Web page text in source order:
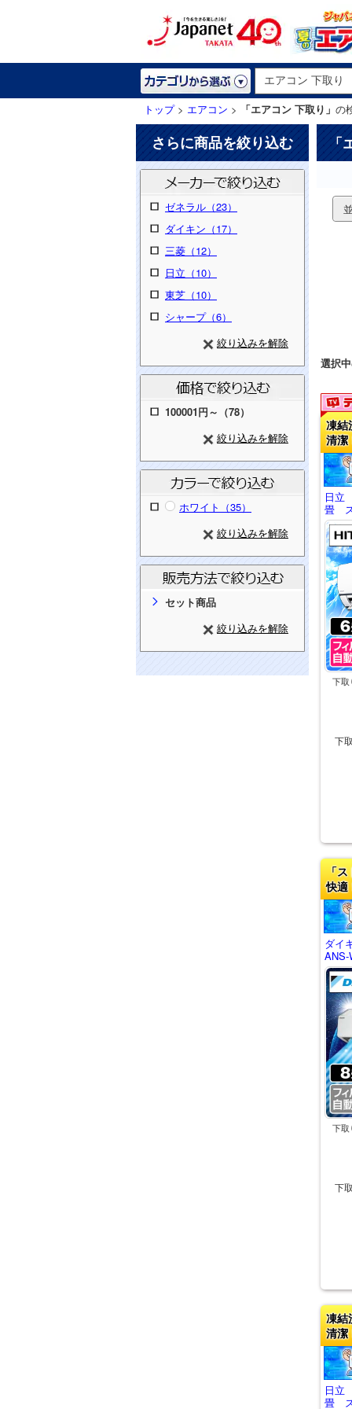
トップ> エアコン > 「エアコン 下取り」 の
さらに商品を絞り込む
ゼネラル（23）
ダイキン（17）
三菱（12）
日立（10）
東芝（10）
シャープ（6）
絞り込みを解除
100001円～（78）
絞り込みを解除
ホワイト（35）
絞り込みを解除
セット商品
絞り込みを解除
「
選択
凍結
清潔
日立
畳
下取
下
「
快適
ダイ
ANS-
下取
下
凍結
清潔
日立
畳